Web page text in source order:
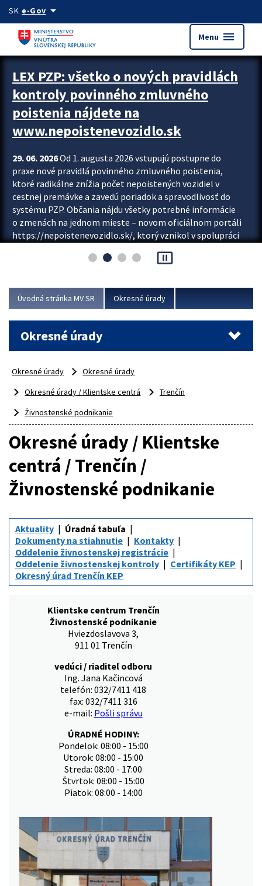
Preskocit na hlavný obsah
SK e-Govarrow_drop_down
Menu menu
Zastavit automatický posun upútavok
LEX PZP: všetko o nových pravidlách
kontroly povinného zmluvného
poistenia nájdete na
www.nepoistenevozidlo.sk
29. 06. 2026Od 1. augusta 2026 vstupujú postupne do
praxe nové pravidlá povinného zmluvného poistenia,
ktoré radikálne znížia počet nepoistených vozidiel v
cestnej premávke a zavedú poriadok a spravodlivosť do
systému PZP. Občania nájdu všetky potrebné informácie
o zmenách na jednom mieste – novom oficiálnom portáli
https://nepoistenevozidlo.sk/, ktorý vznikol v spolupráci
asociácie poisťovní (SLASPO) a Ministerstva vnútra SR.
Viac
pause_presentation
Úvodná stránka MV SR Okresné úrady
Okresné úrady
Okresné úrady
Okresné úrady
Okresné úrady / Klientske centrá
Trenčín
Živnostenské podnikanie
Okresné úrady / Klientske
centrá / Trenčín /
Živnostenské podnikanie
Aktuality
Úradná tabuľa
Dokumenty na stiahnutie
Kontakty
Oddelenie živnostenskej registrácie
Oddelenie živnostenskej kontroly
Certifikáty KEP
Okresný úrad Trenčín KEP
Klientske centrum Trenčín
Živnostenské podnikanie
Hviezdoslavova 3,
911 01 Trenčín
vedúci / riaditeľ odboru
Ing. Jana Kačincová
telefón: 032/7411 418
fax: 032/7411 316
e-mail: Pošli správu
ÚRADNÉ HODINY:
Pondelok: 08:00 - 15:00
Utorok: 08:00 - 15:00
Streda: 08:00 - 17:00
Štvrtok: 08:00 - 15:00
Piatok: 08:00 - 14:00